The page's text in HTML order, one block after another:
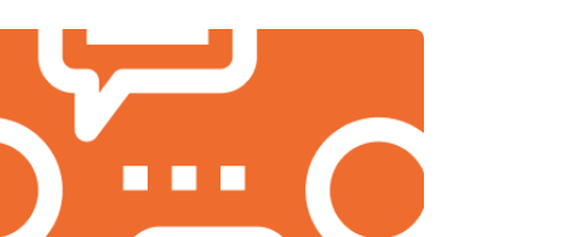
от 2000 ₽
от 2000 ₽ Заказать
от 1900 ₽ Заказать